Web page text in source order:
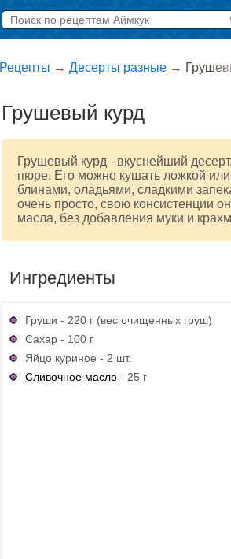
Рецепты → Десерты разные →
Грушевый курд
Грушевый курд - вкуснейший
пюре. Его можно кушать ложкой
блинами, оладьями, сладкими
очень просто, свою консистенции
масла, без добавления муки и
Ингредиенты
Груши - 220 г (вес очищенных груш)
Сахар - 100 г
Яйцо куриное - 2 шт.
Сливочное масло - 25 г